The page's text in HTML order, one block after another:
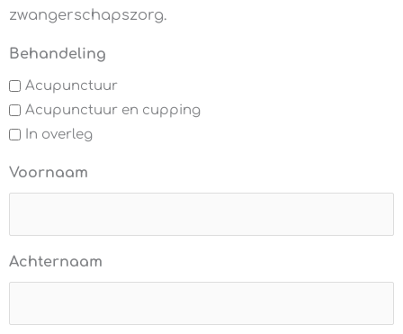
zwangerschapszorg.
Behandeling
Acupunctuur
Acupunctuur en cupping
In overleg
Voornaam
Achternaam